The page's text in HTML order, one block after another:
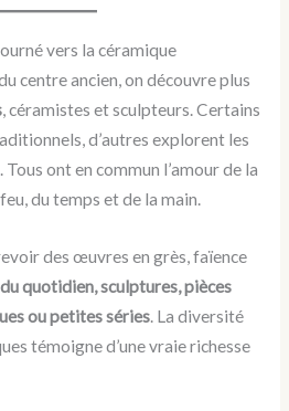
vers la céramique
centre ancien, on découvre plus
, céramistes et sculpteurs. Certains
d’autres explorent les
ont en commun l’amour de la
du temps et de la main.
des œuvres en grès, faïence
quotidien, sculptures, pièces
ou petites séries. La diversité
témoigne d’une vraie richesse